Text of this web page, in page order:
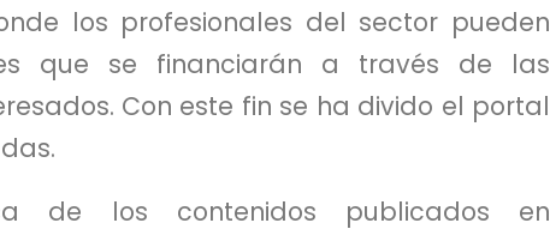
los profesionales del sector pueden
que se financiarán a través de las
Con este fin se ha divido el portal
de los contenidos publicados en